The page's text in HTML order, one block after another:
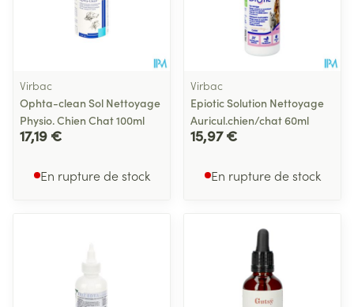
Virbac
Ophta-clean Sol Nettoyage
Physio. Chien Chat 100ml
17,19 €
En rupture de stock
Virbac
Epiotic Solution Nettoyage
Auricul.chien/chat 60ml
15,97 €
En rupture de stock